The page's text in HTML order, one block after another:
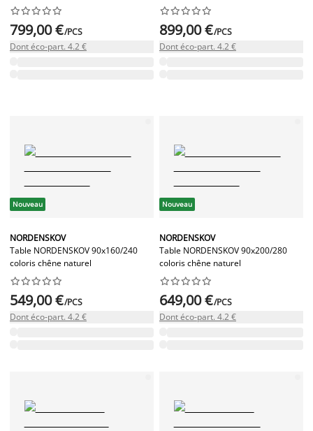






799,00 €/PCS
Dont éco-part. 4.2 €






899,00 €/PCS
Dont éco-part. 4.2 €
Nouveau
NORDENSKOV
Table NORDENSKOV 90x160/240
coloris chêne naturel






549,00 €/PCS
Dont éco-part. 4.2 €
Nouveau
NORDENSKOV
Table NORDENSKOV 90x200/280
coloris chêne naturel






649,00 €/PCS
Dont éco-part. 4.2 €